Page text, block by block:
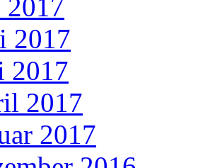
2017
2017
2017
2017